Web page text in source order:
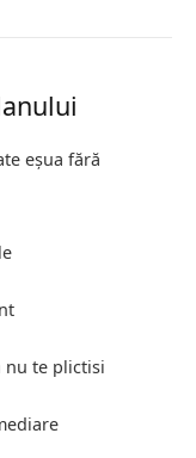
eșua fără
nu te plictisi